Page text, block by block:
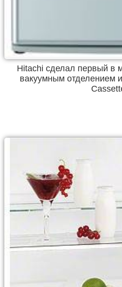
Hitachi сделал первый в
вакуумным отделением